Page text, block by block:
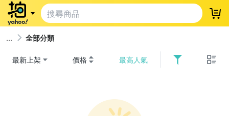
登
全部分類
最新上架 價格 最高人氣